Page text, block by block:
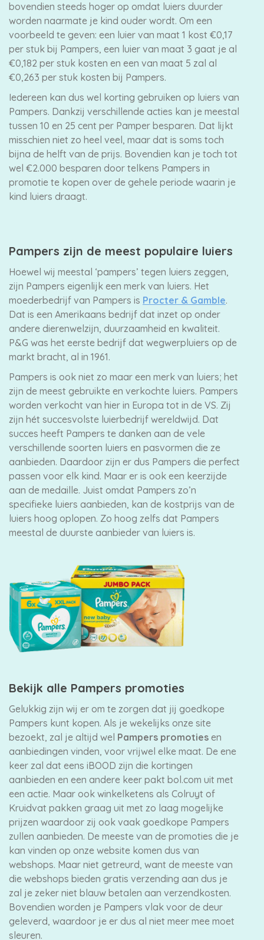
bovendien steeds hoger op omdat luiers duurder
worden naarmate je kind ouder wordt. Om een
voorbeeld te geven: een luier van maat 1 kost €0,17
per stuk bij Pampers, een luier van maat 3 gaat je al
€0,182 per stuk kosten en een van maat 5 zal al
€0,263 per stuk kosten bij Pampers.
Iedereen kan dus wel korting gebruiken op luiers van
Pampers. Dankzij verschillende acties kan je meestal
tussen 10 en 25 cent per Pamper besparen. Dat lijkt
misschien niet zo heel veel, maar dat is soms toch
bijna de helft van de prijs. Bovendien kan je toch tot
wel €2.000 besparen door telkens Pampers in
promotie te kopen over de gehele periode waarin je
kind luiers draagt.
Pampers zijn de meest populaire luiers
Hoewel wij meestal ‘pampers’ tegen luiers zeggen,
zijn Pampers eigenlijk een merk van luiers. Het
moederbedrijf van Pampers is Procter & Gamble.
Dat is een Amerikaans bedrijf dat inzet op onder
andere dierenwelzijn, duurzaamheid en kwaliteit.
P&G was het eerste bedrijf dat wegwerpluiers op de
markt bracht, al in 1961.
Pampers is ook niet zo maar een merk van luiers; het
zijn de meest gebruikte en verkochte luiers. Pampers
worden verkocht van hier in Europa tot in de VS. Zij
zijn hét succesvolste luierbedrijf wereldwijd. Dat
succes heeft Pampers te danken aan de vele
verschillende soorten luiers en pasvormen die ze
aanbieden. Daardoor zijn er dus Pampers die perfect
passen voor elk kind. Maar er is ook een keerzijde
aan de medaille. Juist omdat Pampers zo’n
specifieke luiers aanbieden, kan de kostprijs van de
luiers hoog oplopen. Zo hoog zelfs dat Pampers
meestal de duurste aanbieder van luiers is.
Bekijk alle Pampers promoties
Gelukkig zijn wij er om te zorgen dat jij goedkope
Pampers kunt kopen. Als je wekelijks onze site
bezoekt, zal je altijd wel Pampers promoties en
aanbiedingen vinden, voor vrijwel elke maat. De ene
keer zal dat eens iBOOD zijn die kortingen
aanbieden en een andere keer pakt bol.com uit met
een actie. Maar ook winkelketens als Colruyt of
Kruidvat pakken graag uit met zo laag mogelijke
prijzen waardoor zij ook vaak goedkope Pampers
zullen aanbieden. De meeste van de promoties die je
kan vinden op onze website komen dus van
webshops. Maar niet getreurd, want de meeste van
die webshops bieden gratis verzending aan dus je
zal je zeker niet blauw betalen aan verzendkosten.
Bovendien worden je Pampers vlak voor de deur
geleverd, waardoor je er dus al niet meer mee moet
sleuren.